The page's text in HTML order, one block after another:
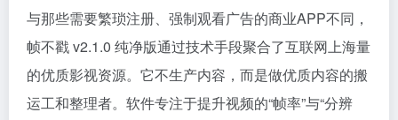
与那些需要繁琐注册、强制观看广告的商业APP不同，
帧不戳 v2.1.0 纯净版通过技术手段聚合了互联网上海量
的优质影视资源。它不生产内容，而是做优质内容的搬
运工和整理者。软件专注于提升视频的“帧率”与“分辨